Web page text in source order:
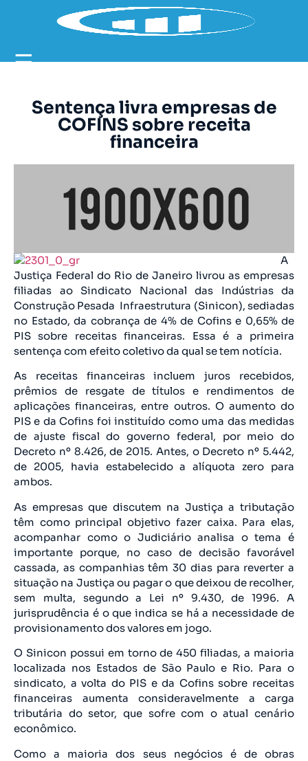
☰
Sentença livra empresas de
COFINS sobre receita
financeira
A
Justiça Federal do Rio de Janeiro livrou as empresas
filiadas ao Sindicato Nacional das Indústrias da
Construção Pesada ­ Infraestrutura (Sinicon), sediadas
no Estado, da cobrança de 4% de Cofins e 0,65% de
PIS sobre receitas financeiras. Essa é a primeira
sentença com efeito coletivo da qual se tem notícia.
As receitas financeiras incluem juros recebidos,
prêmios de resgate de títulos e rendimentos de
aplicações financeiras, entre outros. O aumento do
PIS e da Cofins foi instituído como uma das medidas
de ajuste fiscal do governo federal, por meio do
Decreto nº 8.426, de 2015. Antes, o Decreto nº 5.442,
de 2005, havia estabelecido a alíquota zero para
ambos.
As empresas que discutem na Justiça a tributação
têm como principal objetivo fazer caixa. Para elas,
acompanhar como o Judiciário analisa o tema é
importante porque, no caso de decisão favorável
cassada, as companhias têm 30 dias para reverter a
situação na Justiça ou pagar o que deixou de recolher,
sem multa, segundo a Lei nº 9.430, de 1996. A
jurisprudência é o que indica se há a necessidade de
provisionamento dos valores em jogo.
O Sinicon possui em torno de 450 filiadas, a maioria
localizada nos Estados de São Paulo e Rio. Para o
sindicato, a volta do PIS e da Cofins sobre receitas
financeiras aumenta consideravelmente a carga
tributária do setor, que sofre com o atual cenário
econômico.
Como a maioria dos seus negócios é de obras